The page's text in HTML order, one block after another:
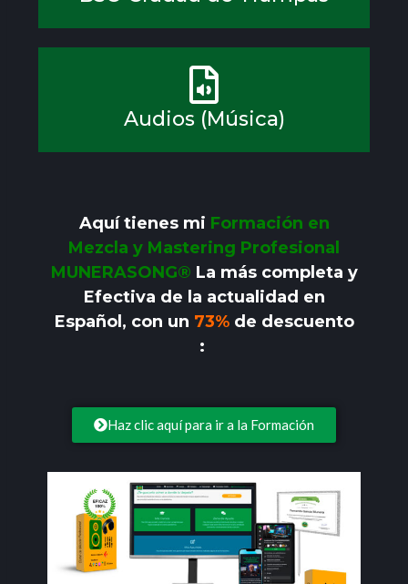
Audios (Música)
Aquí tienes mi Formación en
Mezcla y Mastering Profesional
MUNERASONG® La más completa y
Efectiva de la actualidad en
Español, con un 73%de descuento
:
Haz clic aquí para ir a la Formación